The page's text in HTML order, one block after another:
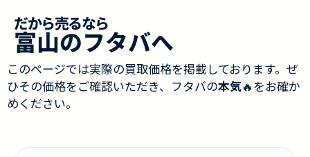
だから売るなら
富山のフタバへ
このページでは実際の買取価格を掲載しております。ぜ
ひその価格をご確認いただき、フタバの本気🔥をお確か
めください。